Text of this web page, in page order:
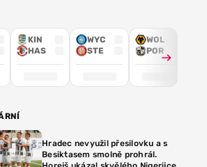
KIN
HAS
WYC
STE
WOL
POR
Hradec nevyužil přesilovku a s
Besiktasem smolně prohrál.